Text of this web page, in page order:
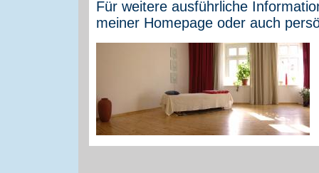
Für weitere ausführliche
meiner Homepage oder auch